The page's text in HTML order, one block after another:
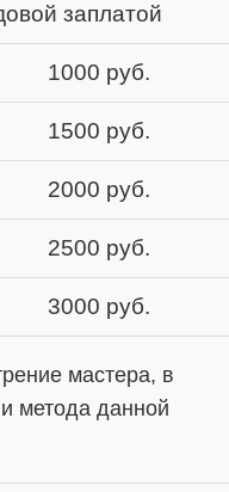
заплатой
1000 руб.
1500 руб.
2000 руб.
2500 руб.
3000 руб.
мастера, в
метода данной